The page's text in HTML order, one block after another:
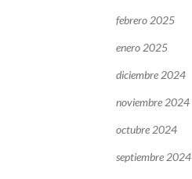
febrero 2025
enero 2025
diciembre 2024
noviembre 2024
octubre 2024
septiembre 2024